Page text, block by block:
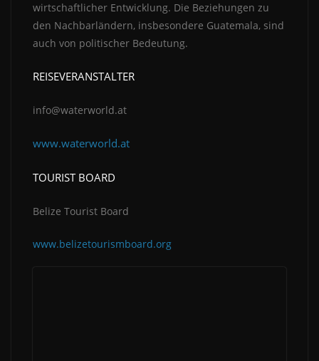
wirtschaftlicher Entwicklung. Die Beziehungen zu
den Nachbarländern, insbesondere Guatemala, sind
auch von politischer Bedeutung.
REISEVERANSTALTER
info@waterworld.at
www.waterworld.at
TOURIST BOARD
Belize Tourist Board
www.belizetourismboard.org